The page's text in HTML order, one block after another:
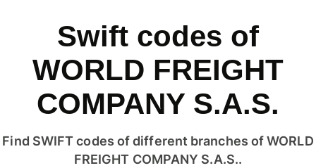
Swift codes of
WORLD FREIGHT
COMPANY S.A.S.
Find SWIFT codes of different branches of WORLD
FREIGHT COMPANY S.A.S..